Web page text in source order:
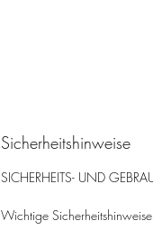
Sicherheitshinweise
SICHERHEITS- UND
Wichtige Sicherheitshinweise